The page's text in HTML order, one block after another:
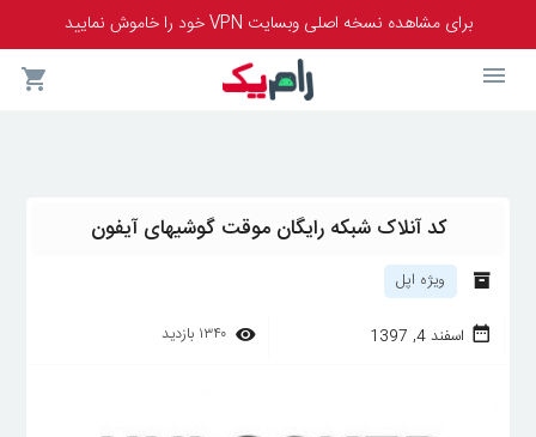
برای مشاهده نسخه اصلی وبسایت VPN خود را خاموش نمایید
کد آنلاک شبکه رایگان موقت گوشیهای آیفون
ویژه اپل
اسفند 4, 1397 ۱۳۴۰ بازدید